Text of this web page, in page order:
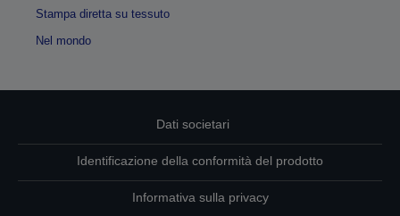
Stampa diretta su tessuto
Nel mondo
Dati societari
Identificazione della conformità del prodotto
Informativa sulla privacy